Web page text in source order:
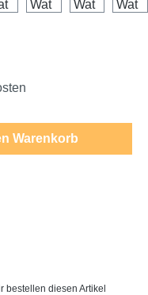
Warenkorb
bestellen diesen Artikel